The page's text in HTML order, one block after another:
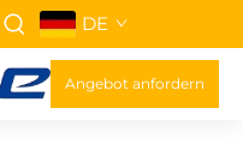
DE
Angebot anfordern